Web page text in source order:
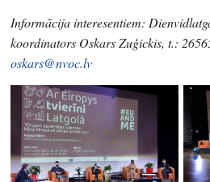
Informācija interesentiem:
koordinators Oskars Zuģickis, t.:
oskars@nvoc.lv